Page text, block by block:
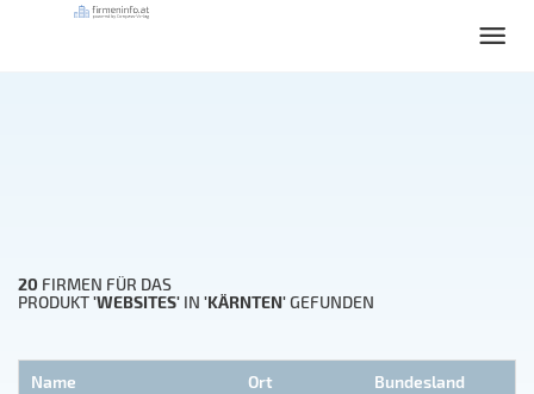
20 FIRMEN FÜR DAS
PRODUKT'WEBSITES' IN 'KÄRNTEN'GEFUNDEN
Name Ort Bundesland